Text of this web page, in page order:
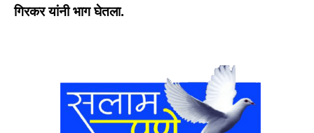
गिरकर यांनी भाग घेतला.